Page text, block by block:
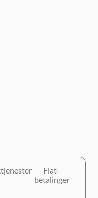
Fiat-
betalinger